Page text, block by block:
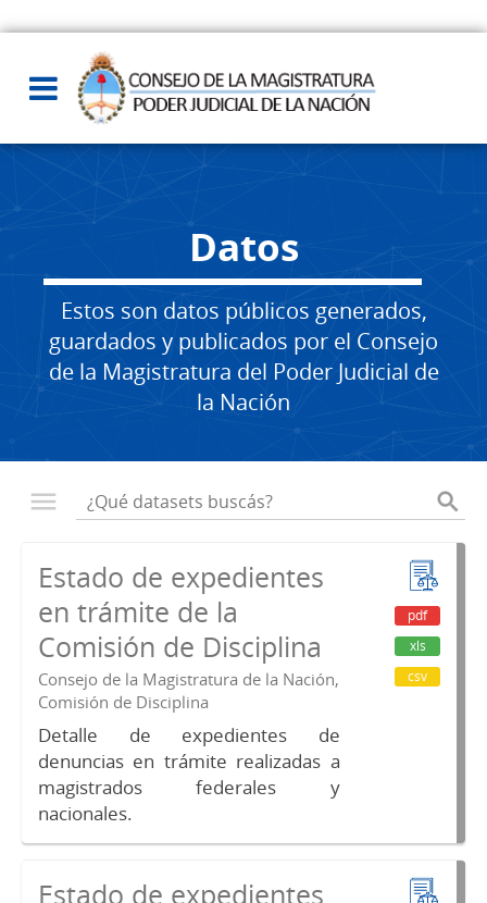
Datos
Estos son datos públicos generados,
guardados y publicados por el Consejo
de la Magistratura del Poder Judicial de
la Nación
Estado de expedientes
en trámite de la
Comisión de Disciplina
Consejo de la Magistratura de la Nación,
Comisión de Disciplina
Detalle de expedientes de
denuncias en trámite realizadas a
magistrados federales y
nacionales.
pdf
xls
csv
Estado de expedientes